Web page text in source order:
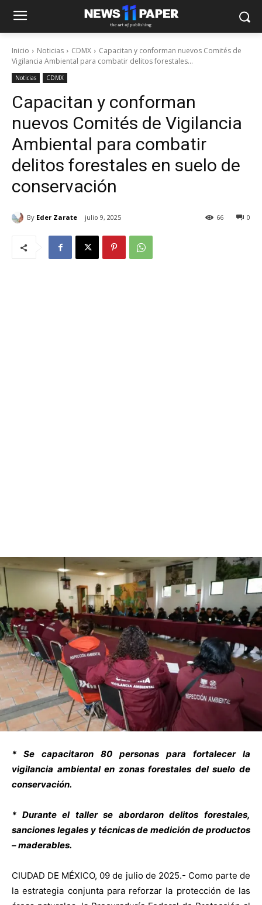
Inicio Noticias CDMX
Capacitan y conforman nuevos Comités de
Vigilancia Ambiental para combatir delitos forestales...
Noticias CDMX
Capacitan y conforman
nuevos Comités de Vigilancia
Ambiental para combatir
delitos forestales en suelo de
conservación
By Eder Zarate julio 9, 2025 0
66
* Se capacitaron 80 personas para fortalecer la
vigilancia ambiental en zonas forestales del suelo de
conservación.
* Durante el taller se abordaron delitos forestales,
sanciones legales y técnicas de medición de productos
– maderables.
CIUDAD DE MÉXICO, 09 de julio de 2025.- Como parte de
la estrategia conjunta para reforzar la protección de las